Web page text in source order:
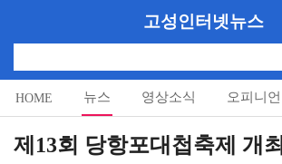
고성인터넷뉴스
HOME 뉴스 영상소식 오피니언
알림마당
제13회 당항포대첩축제 개최